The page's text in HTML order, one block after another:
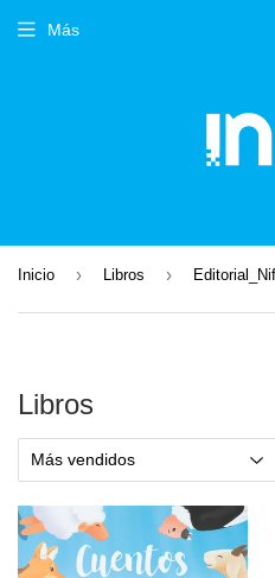
Más
Inicio › Libros ›
Libros